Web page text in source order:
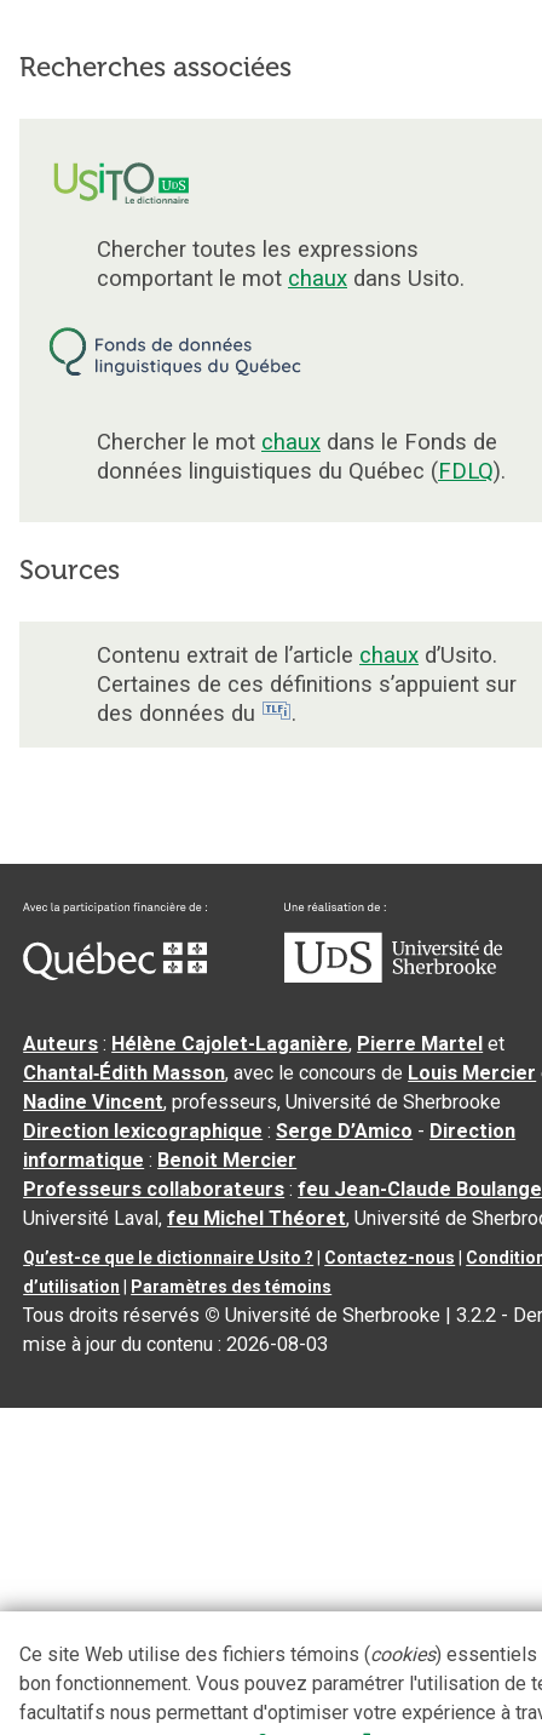
Recherches associées
Chercher toutes les expressions
comportant le mot chaux dans Usito.
Chercher le mot chaux dans le Fonds de
données linguistiques du Québec (FDLQ).
Sources
Contenu extrait de l’article chaux d’Usito.
Certaines de ces définitions s’appuient sur
des données du
.
Auteurs : Hélène Cajolet-Laganière, Pierre Martel et
Chantal‑Édith Masson, avec le concours de Louis Mercier
Nadine Vincent, professeurs, Université de Sherbrooke
Direction lexicographique :Serge D’Amico - Direction
informatique : Benoit Mercier
Professeurs collaborateurs :feu Jean-Claude
Université Laval,feu Michel Théoret, Université de
Qu’est-ce que le dictionnaire Usito ? Contactez-nous
d’utilisation
Paramètres des témoins
Tous droits réservés © Université de Sherbrooke |3.2.2 -
mise à jour du contenu :2026-08-03
Ce site Web utilise des fichiers témoins (cookies) essentiels
bon fonctionnement. Vous pouvez paramétrer l'utilisation de
facultatifs nous permettant d'optimiser votre expérience à